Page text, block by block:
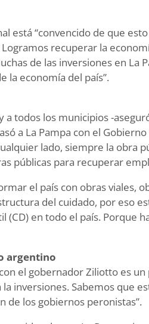
está “convencido de que
recuperar la
de las inversiones en La
la economía del país”.
a todos los municipios -
a La Pampa con el
lado, siempre la obra
públicas para recuperar
el país con obras viales,
del cuidado, por eso
en todo el país. Porque
argentino
el gobernador Ziliotto es
inversiones. Sabemos que
de los gobiernos peronistas”.